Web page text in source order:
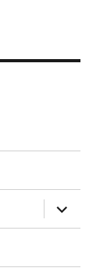
apri
i
menu